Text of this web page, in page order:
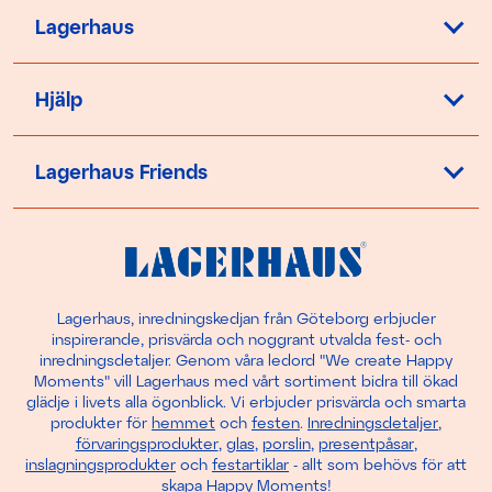
Lagerhaus
Hjälp
Lagerhaus Friends
Lagerhaus, inredningskedjan från Göteborg erbjuder
inspirerande, prisvärda och noggrant utvalda fest- och
inredningsdetaljer. Genom våra ledord "We create Happy
Moments" vill Lagerhaus med vårt sortiment bidra till ökad
glädje i livets alla ögonblick. Vi erbjuder prisvärda och smarta
produkter för hemmet och festen. Inredningsdetaljer,
förvaringsprodukter, glas, porslin, presentpåsar,
inslagningsprodukter och festartiklar - allt som behövs för att
skapa Happy Moments!